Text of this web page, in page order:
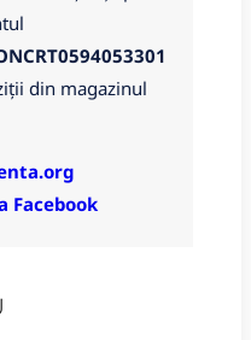
din magazinul
Facebook